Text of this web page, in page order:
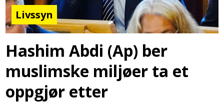
Livssyn
Hashim Abdi (Ap) ber
muslimske miljøer ta et
oppgjør etter